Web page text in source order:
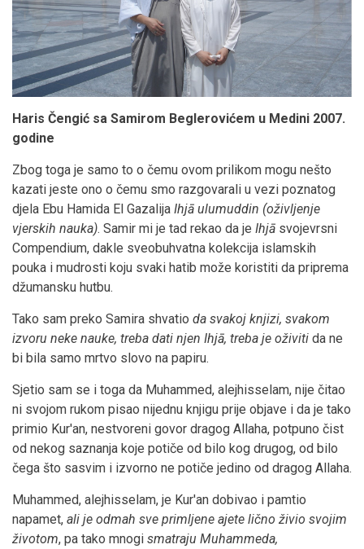
Haris Čengić sa Samirom Beglerovićem u Medini 2007.
godine
Zbog toga je samo to o čemu ovom prilikom mogu nešto
kazati jeste ono o čemu smo razgovarali u vezi poznatog
djela Ebu Hamida El Gazalija Ihjā ulumuddin (oživljenje
vjerskih nauka). Samir mi je tad rekao da je Ihjā svojevrsni
Compendium, dakle sveobuhvatna kolekcija islamskih
pouka i mudrosti koju svaki hatib može koristiti da priprema
džumansku hutbu.
Tako sam preko Samira shvatio da svakoj knjizi, svakom
izvoru neke nauke, treba dati njen Ihjā, treba je oživiti da ne
bi bila samo mrtvo slovo na papiru.
Sjetio sam se i toga da Muhammed, alejhisselam, nije čitao
ni svojom rukom pisao nijednu knjigu prije objave i da je tako
primio Kur'an, nestvoreni govor dragog Allaha, potpuno čist
od nekog saznanja koje potiče od bilo kog drugog, od bilo
čega što sasvim i izvorno ne potiče jedino od dragog Allaha.
Muhammed, alejhisselam, je Kur'an dobivao i pamtio
napamet, ali je odmah sve primljene ajete lično živio svojim
životom, pa tako mnogi smatraju Muhammeda,